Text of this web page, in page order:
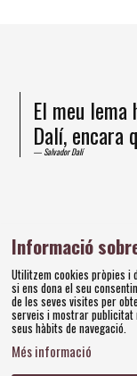
El meu
Dalí, encara
Salvador Dalí
Figueres
Tel. 972 677 520 |
Sitemap | Avís Legal
Contacteu | Bases
Informació
Utilitzem cookies pròpies i
si ens dona el seu
de les seves visites per
serveis i mostrar publicitat
seus hàbits de navegació.
Més informació